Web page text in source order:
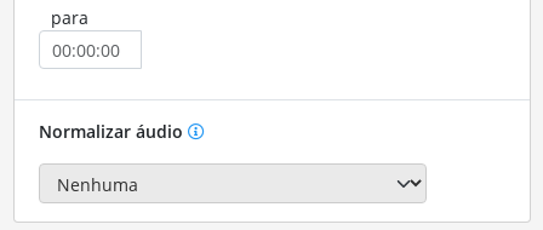
para
Normalizar áudio